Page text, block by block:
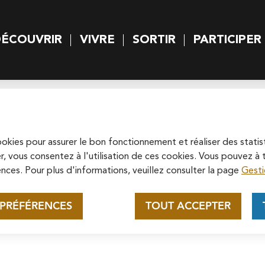
pour assurer le bon fonctionnement et réaliser des
vous consentez à l'utilisation de ces cookies. Vous pouvez
Pour plus d'informations, veuillez consulter la page
TOUT ACCEPTER
Cathédrale Saint-Maclou de
Pontoise
Soutenez la rénovation de la cathédrale
Saint-Maclou en vous connectant sur le
principal VIVRE SORTIR PARTICIPER
en laissant parler votre